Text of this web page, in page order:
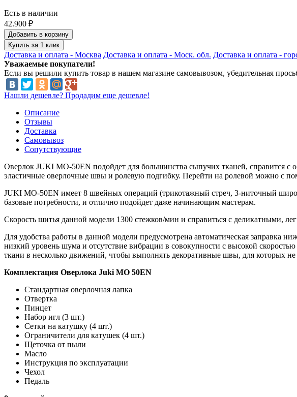
Есть в наличии
42.900 ₽
Добавить в корзину
Купить за 1 клик
Доставка и оплата - Москва Доставка и оплата - Моск. обл. Доставка и оплата -
Уважаемые покупатели!
Если вы решили купить товар в нашем магазине самовывозом, убедительная
Нашли дешевле? Продадим еще дешевле!
Описание
Отзывы
Доставка
Самовывоз
Сопутствующие
Оверлок JUKI MO-50EN подойдет для большинства сыпучих тканей, справится
эластичные оверлочные швы и ролевую подгибку. Перейти на ролевой можно с
JUKI MO-50EN имеет 8 швейных операций (трикотажный стреч, 3-ниточный
базовые потребности, и отлично подойдет даже начинающим мастерам.
Скорость шитья данной модели 1300 стежков/мин и справиться с деликатными,
Для удобства работы в данной модели предусмотрена автоматическая заправка
низкий уровень шума и отсутствие вибрации в совокупности с высокой
ткани в несколько движений, чтобы выполнять декоративные швы, для которых не
Комплектация Оверлока Juki MO 50EN
Стандартная оверлочная лапка
Отвертка
Пинцет
Набор игл (3 шт.)
Сетки на катушку (4 шт.)
Ограничители для катушек (4 шт.)
Щеточка от пыли
Масло
Инструкция по эксплуатации
Чехол
Педаль